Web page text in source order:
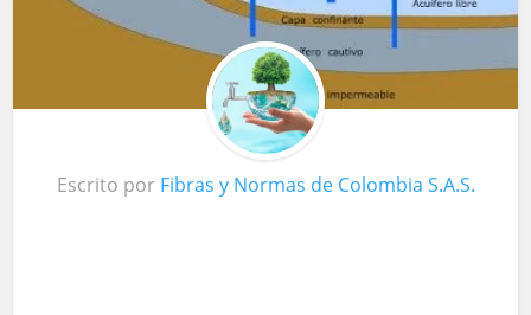
Escrito por Fibras y Normas de Colombia S.A.S.